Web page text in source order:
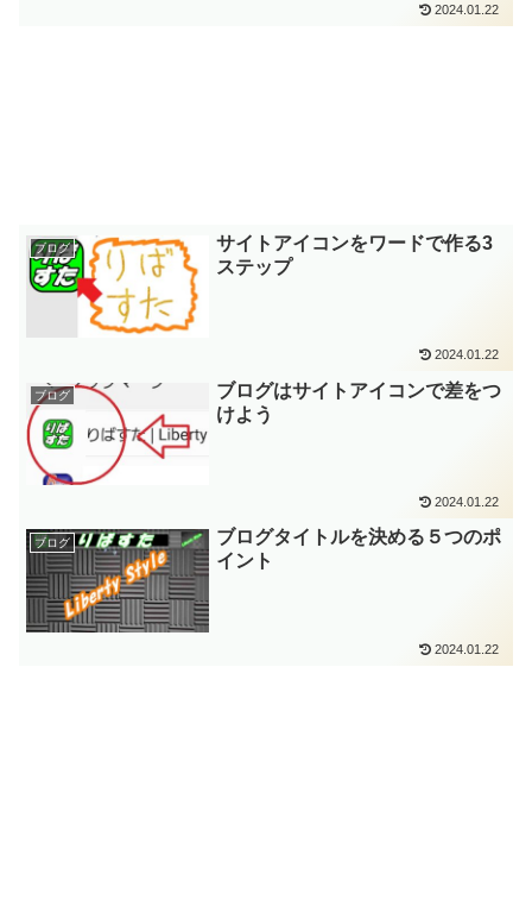
2024.01.22
ブログ
サイトアイコンをワードで作る3
ステップ
2024.01.22
ブログ
ブログはサイトアイコンで差をつ
けよう
2024.01.22
ブログ
ブログタイトルを決める５つのポ
イント
2024.01.22